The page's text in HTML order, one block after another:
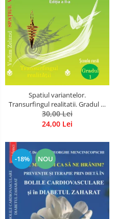
Spatiul variantelor.
Transurfingul realitatii. Gradul 1.
Cum sa ne dezvoltam intuitia si
sa ne alegem soarta
30,00 Lei
24,00 Lei
-18% NOU